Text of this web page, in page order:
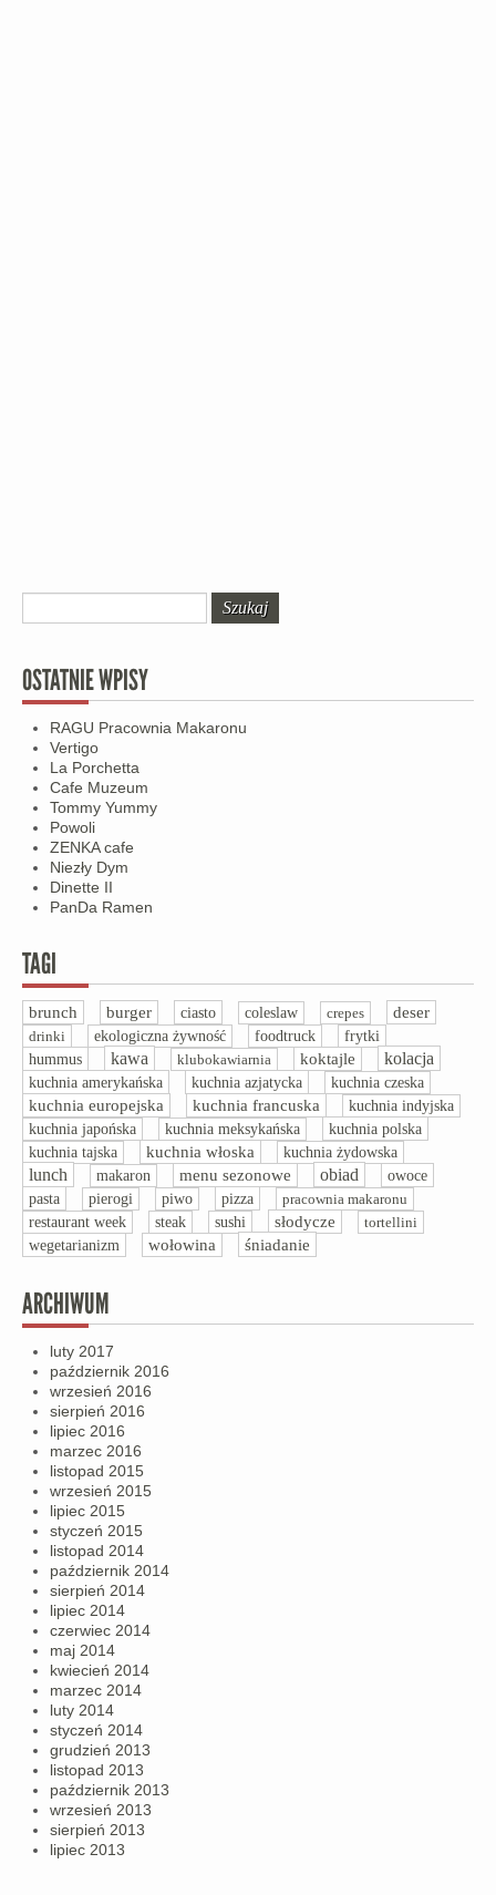
OSTATNIE WPISY
RAGU Pracownia Makaronu
Vertigo
La Porchetta
Cafe Muzeum
Tommy Yummy
Powoli
ZENKA cafe
Niezły Dym
Dinette II
PanDa Ramen
TAGI
brunch burger ciasto coleslaw crepes deser
drinki ekologiczna żywność foodtruck frytki
hummus kawa klubokawiarnia koktajle kolacja
kuchnia amerykańska kuchnia azjatycka kuchnia czeska
kuchnia europejska kuchnia francuska
kuchnia indyjska
kuchnia japońska
kuchnia meksykańska kuchnia polska
kuchnia tajska kuchnia włoska kuchnia żydowska
lunch makaron menu sezonowe obiad
owoce
pasta
pierogi piwo pizza
pracownia makaronu
restaurant week
steak sushi słodycze tortellini
wegetarianizm wołowina śniadanie
ARCHIWUM
luty 2017
październik 2016
wrzesień 2016
sierpień 2016
lipiec 2016
marzec 2016
listopad 2015
wrzesień 2015
lipiec 2015
styczeń 2015
listopad 2014
październik 2014
sierpień 2014
lipiec 2014
czerwiec 2014
maj 2014
kwiecień 2014
marzec 2014
luty 2014
styczeń 2014
grudzień 2013
listopad 2013
październik 2013
wrzesień 2013
sierpień 2013
lipiec 2013